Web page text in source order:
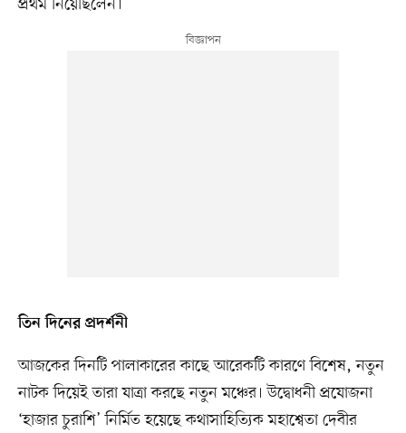
প্রথম নিয়েছিলেন।
তিন দিনের প্রদর্শনী
আজকের দিনটি পালাকারের কাছে আরেকটি কারণে বিশেষ, নতুন
নাটক দিয়েই তারা যাত্রা করছে নতুন মঞ্চের। উদ্বোধনী প্রযোজনা
‘হাজার চুরাশি’ নির্মিত হয়েছে কথাসাহিত্যিক মহাশ্বেতা দেবীর